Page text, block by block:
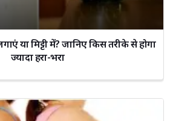
या मिट्टी में? जानिए किस तरीके से होगा
ज्यादा हरा-भरा